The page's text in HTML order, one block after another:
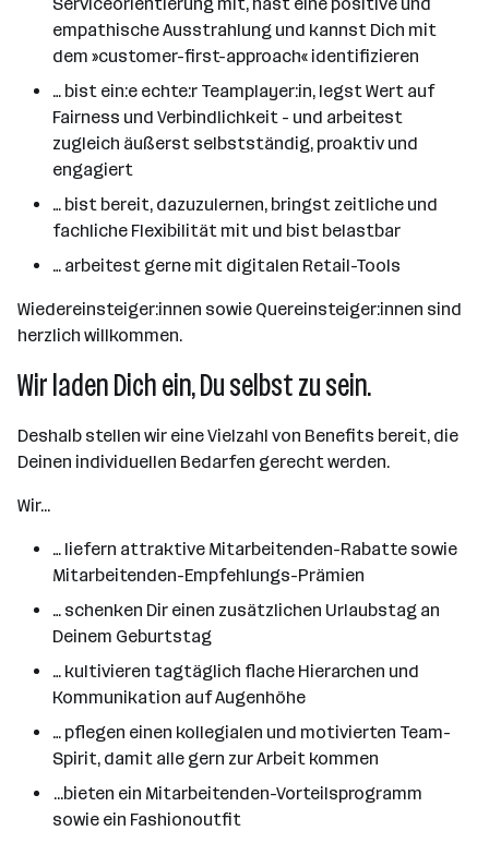
empathische Ausstrahlung und kannst Dich mit
dem »customer-first-approach« identifizieren
… bist ein:e echte:r Teamplayer:in, legst Wert auf
Fairness und Verbindlichkeit - und arbeitest
zugleich äußerst selbstständig, proaktiv und
engagiert
… bist bereit, dazuzulernen, bringst zeitliche und
fachliche Flexibilität mit und bist belastbar
… arbeitest gerne mit digitalen Retail-Tools
Wiedereinsteiger:innen sowie Quereinsteiger:innen sind
herzlich willkommen.
Wir laden Dich ein, Du selbst zu sein.
Deshalb stellen wir eine Vielzahl von Benefits bereit, die
Deinen individuellen Bedarfen gerecht werden.
Wir...
… liefern attraktive Mitarbeitenden-Rabatte sowie
Mitarbeitenden-Empfehlungs-Prämien
… schenken Dir einen zusätzlichen Urlaubstag an
Deinem Geburtstag
… kultivieren tagtäglich flache Hierarchen und
Kommunikation auf Augenhöhe
… pflegen einen kollegialen und motivierten Team-
Spirit, damit alle gern zur Arbeit kommen
...bieten ein Mitarbeitenden-Vorteilsprogramm
sowie ein Fashionoutfit